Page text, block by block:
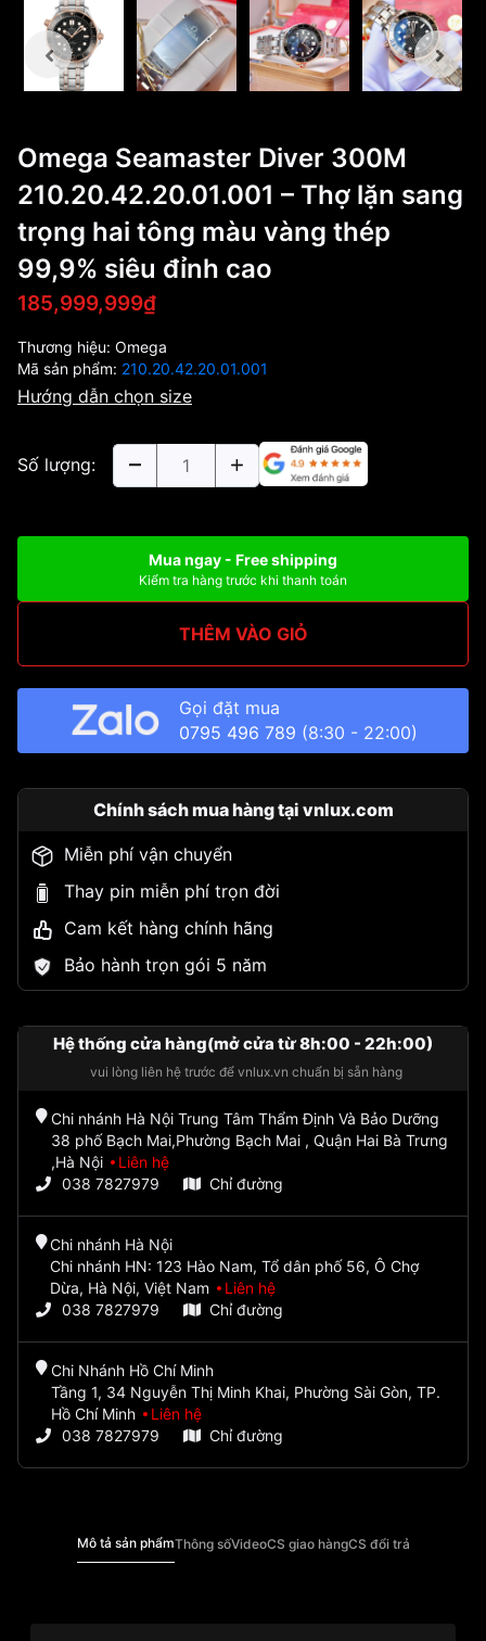
Omega Seamaster Diver 300M
210.20.42.20.01.001 – Thợ lặn sang
trọng hai tông màu vàng thép
99,9% siêu đỉnh cao
185,999,999₫
Thương hiệu: Omega
Mã sản phẩm: 210.20.42.20.01.001
Hướng dẫn chọn size
Số lượng:
Mua ngay - Free shipping
Kiểm tra hàng trước khi thanh toán
THÊM VÀO GIỎ
Gọi đặt mua
0795 496 789 (8:30 - 22:00)
Chính sách mua hàng tại vnlux.com
Miễn phí vận chuyển
Thay pin miễn phí trọn đời
Cam kết hàng chính hãng
Bảo hành trọn gói 5 năm
Hệ thống cửa hàng(mở cửa từ 8h:00 - 22h:00)
vui lòng liên hệ trước để vnlux.vn chuẩn bị sẵn hàng
Chi nhánh Hà Nội Trung Tâm Thẩm Định Và Bảo Dưỡng
38 phố Bạch Mai,Phường Bạch Mai , Quận Hai Bà Trưng
,Hà Nội
Liên hệ
038 7827979
Chỉ đường
Chi nhánh Hà Nội
Chi nhánh HN: 123 Hào Nam, Tổ dân phố 56, Ô Chợ
Dừa, Hà Nội, Việt Nam
Liên hệ
038 7827979
Chỉ đường
Chi Nhánh Hồ Chí Minh
Tầng 1, 34 Nguyễn Thị Minh Khai, Phường Sài Gòn, TP.
Hồ Chí Minh
Liên hệ
038 7827979
Chỉ đường
Mô tả sản phẩmThông sốVideoCS giao hàngCS đổi trả